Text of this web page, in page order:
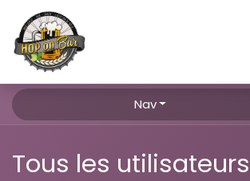
Se rendre au contenu
Nav
Tous les utilisateurs